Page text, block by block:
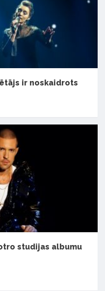
ir noskaidrots
studijas albumu